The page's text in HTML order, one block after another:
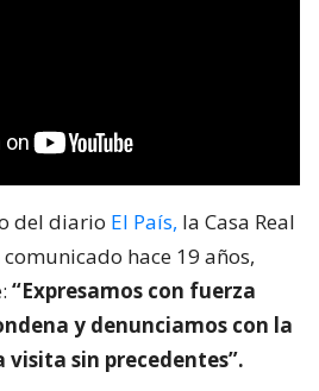
del diario El País, la Casa Real
hace 19 años,
“Expresamos con fuerza
y denunciamos con la
sin precedentes”.